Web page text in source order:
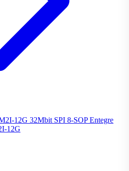
12G 32Mbit SPI 8-SOP Entegre
12G